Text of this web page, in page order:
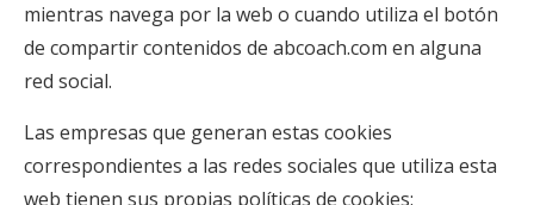
mientras navega por la web o cuando utiliza el botón
de compartir contenidos de abcoach.com en alguna
red social.
Las empresas que generan estas cookies
correspondientes a las redes sociales que utiliza esta
web tienen sus propias políticas de cookies: